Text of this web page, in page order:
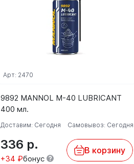
9892 MANNOL M-40 LUBRICANT
400 мл.
Арт: 2470
Доставим: Сегодня Самовывоз: Сегодня
336 р.
+34 ₽бонус
В корзину